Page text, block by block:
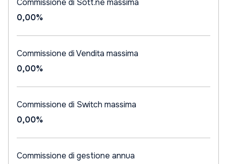
Commissione di Sott.ne massima
0,00%
Commissione di Vendita massima
0,00%
Commissione di Switch massima
0,00%
Commissione di gestione annua